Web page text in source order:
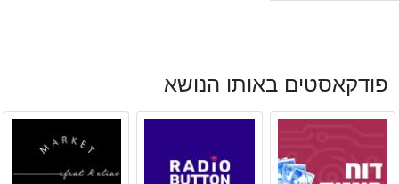
פודקאסטים באותו הנושא